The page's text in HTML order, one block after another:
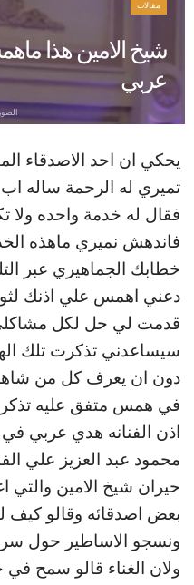
مقالات
شيخ الامين هذا
عربي
يحكي ان احد الاصدقاء
تميري له الرحمة ساله
فقال له خدمة واحده ولا
فاندهش نميري ماهذه
خطابك الجماهيري عبر
دعني اهمس علي اذنك
قدمت لي حل لكل
سيساعدني تذكرت تلك
دون ان يعرف كل من
في همس متفق عليه
اذن الفنانه هدي عربي
محمود عبد العزيز علي
حيران شيخ الامين
بعض اصدقائه وقالو
ونسجو الاساطير حول سر
ولان الغناء قالو سمح